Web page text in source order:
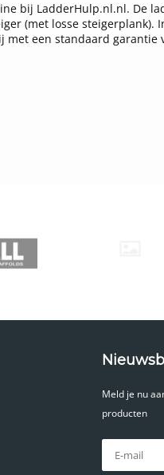
bij LadderHulp.nl.nl. De
(met losse steigerplank).
een standaard garantie
Big One en Wakü. In
Meld je nu
producten